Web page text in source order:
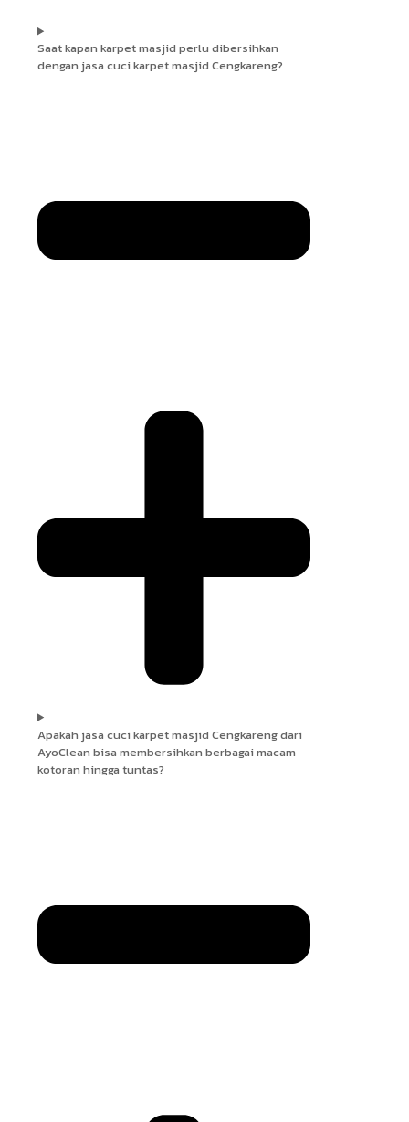
Saat kapan karpet masjid perlu dibersihkan
dengan jasa cuci karpet masjid Cengkareng?
Apakah jasa cuci karpet masjid Cengkareng dari
AyoClean bisa membersihkan berbagai macam
kotoran hingga tuntas?